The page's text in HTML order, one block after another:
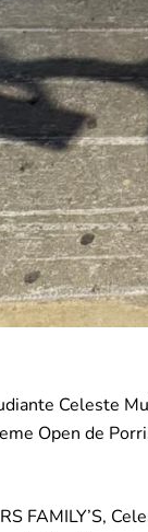
Celeste
Open de
FAMILY’S,